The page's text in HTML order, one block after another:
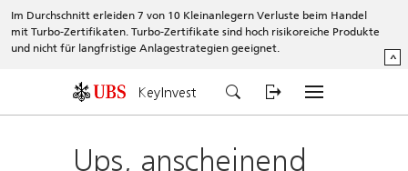
Im Durchschnitt erleiden 7 von 10 Kleinanlegern Verluste beim Handel
mit Turbo-Zertifikaten. Turbo-Zertifikate sind hoch risikoreiche Produkte
und nicht für langfristige Anlagestrategien geeignet.
^
KeyInvest
Ups, anscheinend